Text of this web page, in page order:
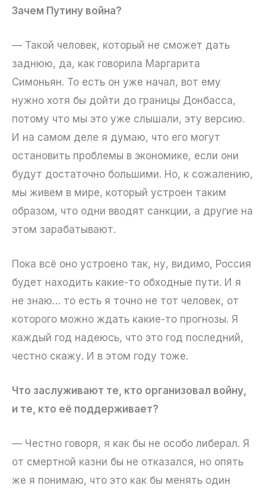
Зачем Путину война?
— Такой человек, который не сможет дать
заднюю, да, как говорила Маргарита
Симоньян. То есть он уже начал, вот ему
нужно хотя бы дойти до границы Донбасса,
потому что мы это уже слышали, эту версию.
И на самом деле я думаю, что его могут
остановить проблемы в экономике, если они
будут достаточно большими. Но, к сожалению,
мы живем в мире, который устроен таким
образом, что одни вводят санкции, а другие на
этом зарабатывают.
Пока всё оно устроено так, ну, видимо, Россия
будет находить какие-то обходные пути. И я
не знаю… то есть я точно не тот человек, от
которого можно ждать какие-то прогнозы. Я
каждый год надеюсь, что это год последний,
честно скажу. И в этом году тоже.
Что заслуживают те, кто организовал войну,
и те, кто её поддерживает?
— Честно говоря, я как бы не особо либерал. Я
от смертной казни бы не отказался, но опять
же я понимаю, что это как бы менять один